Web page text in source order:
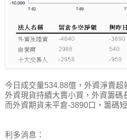
今日成交量534.88億，外資淨賣超
外資現貨持續大賣小買，外資籌碼
而外資期貨未平倉-3890口，籌碼
利多消息：